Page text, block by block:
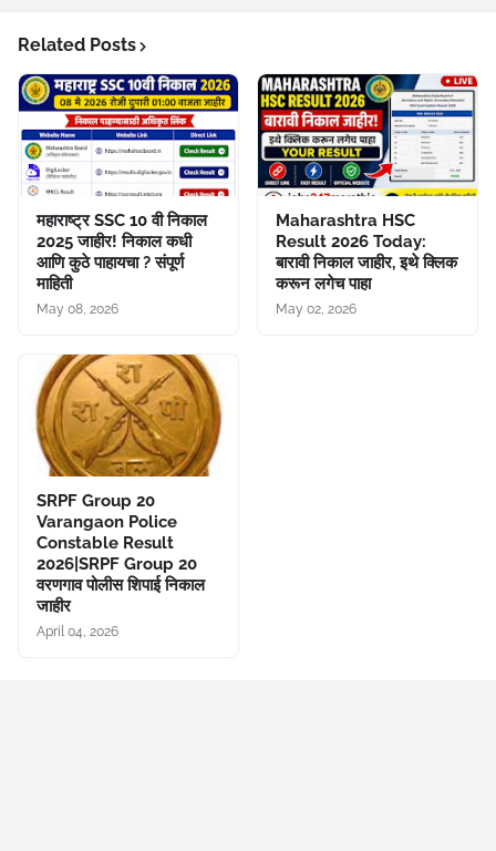
Related Posts
महाराष्ट्र SSC 10 वी निकाल
2025 जाहीर! निकाल कधी
आणि कुठे पाहायचा ? संपूर्ण
माहिती
May 08, 2026
Maharashtra HSC
Result 2026 Today:
बारावी निकाल जाहीर, इथे क्लिक
करून लगेच पाहा
May 02, 2026
SRPF Group 20
Varangaon Police
Constable Result
2026|SRPF Group 20
वरणगाव पोलीस शिपाई निकाल
जाहीर
April 04, 2026